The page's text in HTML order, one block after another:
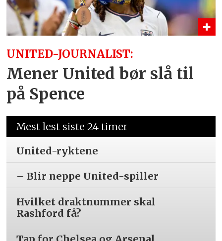
UNITED-JOURNALIST:
Mener United bør slå til
på Spence
Mest lest siste 24 timer
United-ryktene
– Blir neppe United-spiller
Hvilket draktnummer skal
Rashford få?